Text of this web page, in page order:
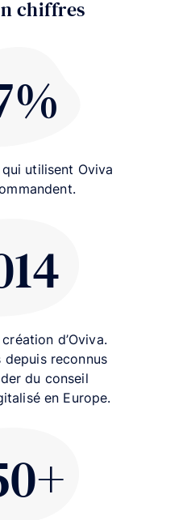
chiffres
utilisent Oviva
d’Oviva.
depuis reconnus
du conseil
en Europe.